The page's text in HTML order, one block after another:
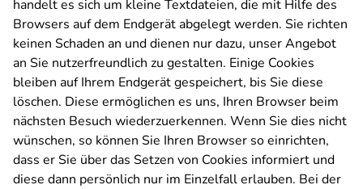
handelt es sich um kleine Textdateien, die mit Hilfe des
Browsers auf dem Endgerät abgelegt werden. Sie richten
keinen Schaden an und dienen nur dazu, unser Angebot
an Sie nutzerfreundlich zu gestalten. Einige Cookies
bleiben auf Ihrem Endgerät gespeichert, bis Sie diese
löschen. Diese ermöglichen es uns, Ihren Browser beim
nächsten Besuch wiederzuerkennen. Wenn Sie dies nicht
wünschen, so können Sie Ihren Browser so einrichten,
dass er Sie über das Setzen von Cookies informiert und
diese dann persönlich nur im Einzelfall erlauben. Bei der